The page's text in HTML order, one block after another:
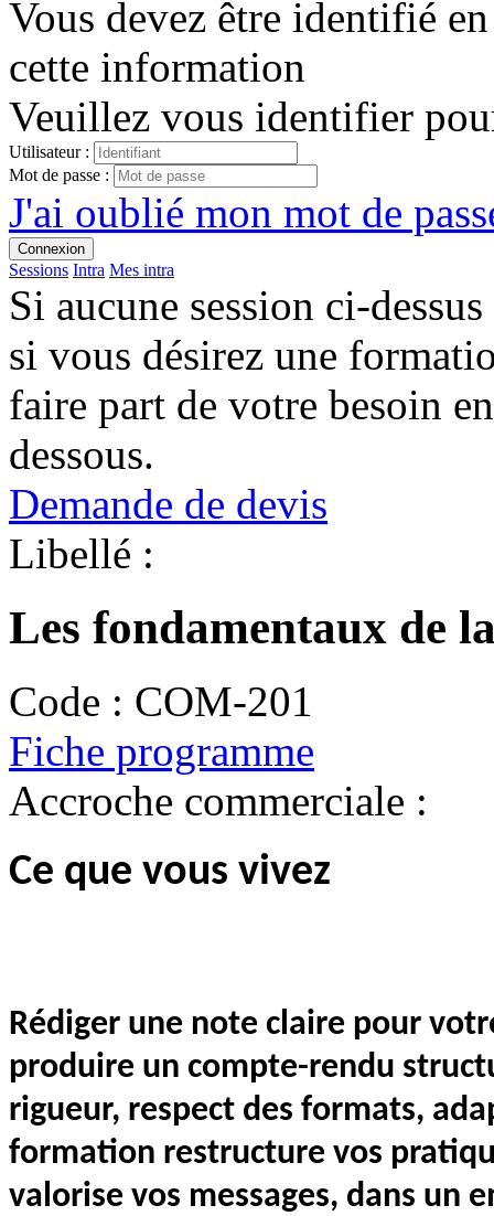
Vous devez être identifié
cette information
Veuillez vous identifier
Utilisateur :
Mot de passe :
J'ai oublié mon mot de
Connexion
Sessions Intra Mes intra
Si aucune session ci-
si vous désirez une
faire part de votre besoin
dessous.
Demande de devis
Libellé :
Les fondamentaux de
Code : COM-201
Fiche programme
Accroche commerciale :
Ce que vous vivez
Rédiger une note claire pour
produire un compte-rendu
rigueur, respect des formats,
formation restructure vos
valorise vos messages, dans un